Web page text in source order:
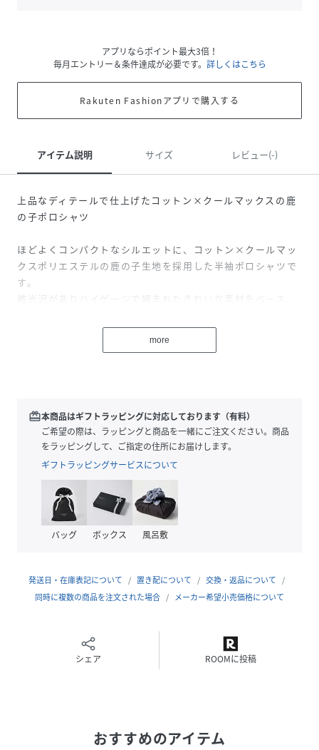
アプリならポイント最大3倍！
毎月エントリー＆条件達成が必要です。 詳しくはこちら
Rakuten Fashionアプリで購入する
アイテム説明 サイズ レビュー(-)
上品なディテールで仕上げたコットン×クールマックスの鹿
の子ポロシャツ
ほどよくコンパクトなシルエットに、コットン×クールマッ
クスポリエステルの鹿の子生地を採用した半袖ポロシャツで
す。
微光沢がありハイゲージで編まれたきれいな素材をベース
ランスでスマートな印象。
ベーシックなカラーから交編によるメランジ感や落ち着いた
ボーラーハットにメガネとヒゲを組み合わせ、丸みのあるラ
インでやわらかな印象に仕上げました。
ギフト/プレゼント、また大切な方への贈りものとしてもおす
すめです。
※照明の関係により、実際よりも色味が違って見える場合が
性別タイプ メンズ
コットン55％ ポリエステル45％
more
redeem本商品はギフトラッピングに対応しております（有料）
ご希望の際は、ラッピングと商品を一緒にご注文ください。商品
をラッピングして、ご指定の住所にお届けします。
ギフトラッピングサービスについて
バッグ ボックス 風呂敷
発送日・在庫表記について 置き配について
交換・返品について
同時に複数の商品を注文された場合
メーカー希望小売価格について
シェア ROOMに投稿
おすすめのアイテム